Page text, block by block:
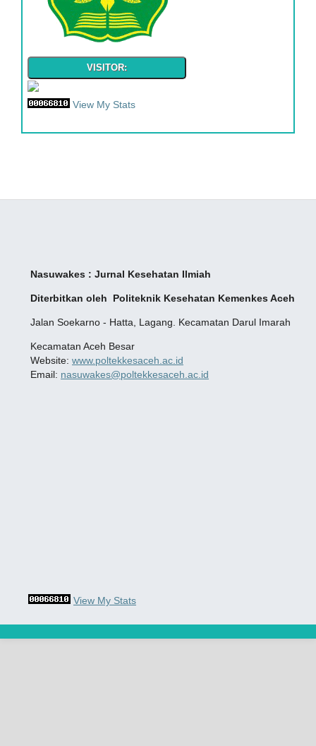
VISITOR:
View My Stats
Nasuwakes : Jurnal Kesehatan Ilmiah
Diterbitkan oleh Politeknik Kesehatan KemenkesAceh
Jalan Soekarno - Hatta, Lagang. Kecamatan Darul Imarah
Kecamatan Aceh Besar
Website: www.poltekkesaceh.ac.id
Email: nasuwakes@poltekkesaceh.ac.id
View My Stats